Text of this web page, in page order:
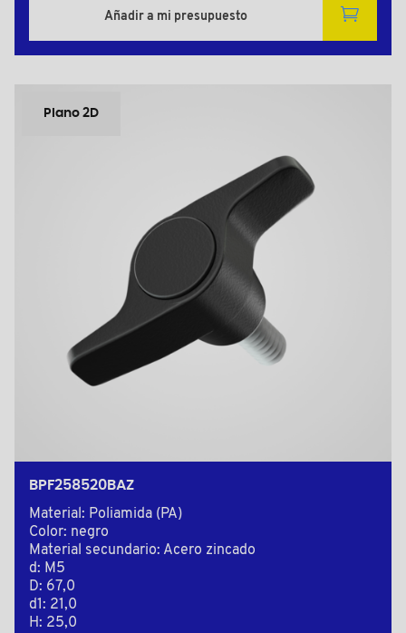
Añadir a mi presupuesto
Plano 2D
BPF258520BAZ
Material: Poliamida (PA)
Color: negro
Material secundario: Acero zincado
d: M5
D: 67,0
d1: 21,0
H: 25,0